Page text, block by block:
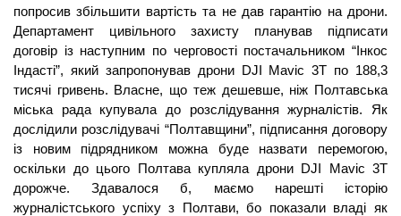
попросив збільшити вартість та не дав гарантію на дрони.
Департамент цивільного захисту планував підписати
договір із наступним по черговості постачальником “Інкос
Індасті”, який запропонував дрони DJI Mavic 3T по 188,3
тисячі гривень. Власне, що теж дешевше, ніж Полтавська
міська рада купувала до розслідування журналістів. Як
дослідили розслідувачі “Полтавщини”, підписання договору
із новим підрядником можна буде назвати перемогою,
оскільки до цього Полтава купляла дрони DJI Mavic 3T
дорожче. Здавалося б, маємо нарешті історію
журналістського успіху з Полтави, бо показали владі як